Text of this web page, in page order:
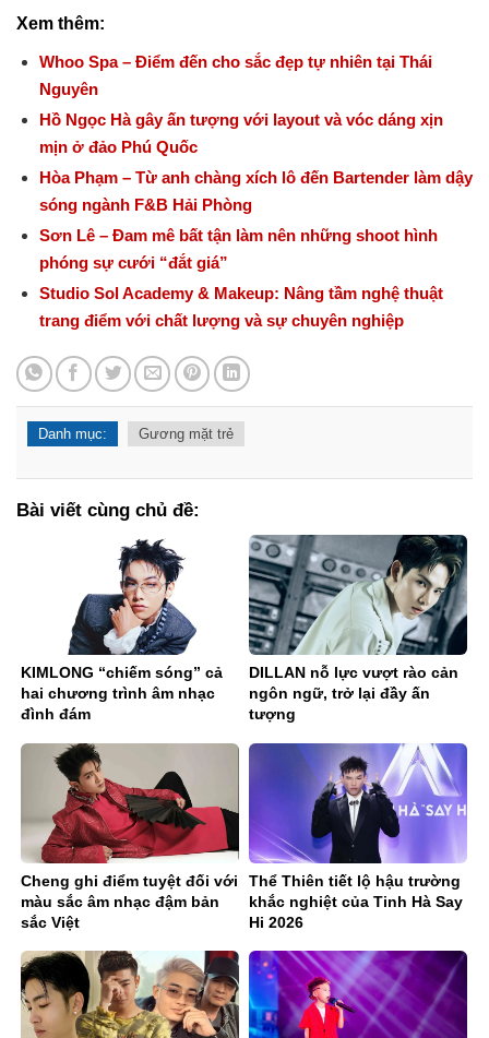
Xem thêm:
Whoo Spa – Điểm đến cho sắc đẹp tự nhiên tại Thái
Nguyên
Hồ Ngọc Hà gây ấn tượng với layout và vóc dáng xịn
mịn ở đảo Phú Quốc
Hòa Phạm – Từ anh chàng xích lô đến Bartender làm dậy
sóng ngành F&B Hải Phòng
Sơn Lê – Đam mê bất tận làm nên những shoot hình
phóng sự cưới “đắt giá”
Studio Sol Academy & Makeup: Nâng tầm nghệ thuật
trang điểm với chất lượng và sự chuyên nghiệp
Danh mục: Gương mặt trẻ
Bài viết cùng chủ đề:
KIMLONG “chiếm sóng” cả
hai chương trình âm nhạc
đình đám
DILLAN nỗ lực vượt rào cản
ngôn ngữ, trở lại đầy ấn
tượng
Cheng ghi điểm tuyệt đối với
màu sắc âm nhạc đậm bản
sắc Việt
Thể Thiên tiết lộ hậu trường
khắc nghiệt của Tinh Hà Say
Hi 2026